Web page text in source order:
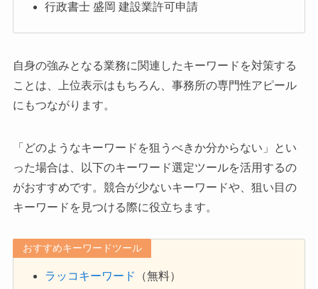
行政書士 盛岡 建設業許可申請
自身の強みとなる業務に関連したキーワードを対策する
ことは、上位表示はもちろん、事務所の専門性アピール
にもつながります。
「どのようなキーワードを狙うべきか分からない」とい
った場合は、以下のキーワード選定ツールを活用するの
がおすすめです。競合が少ないキーワードや、狙い目の
キーワードを見つける際に役立ちます。
おすすめキーワードツール
ラッコキーワード
（無料）